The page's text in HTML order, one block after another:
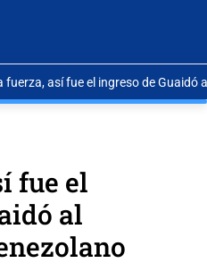
fuerza, así fue el ingreso de Guaidó
fue el
al